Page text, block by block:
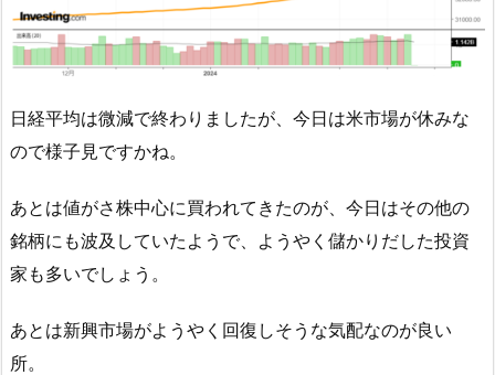
日経平均は微減で終わりましたが、今日は米市場が休みな
ので様子見ですかね。
あとは値がさ株中心に買われてきたのが、今日はその他の
銘柄にも波及していたようで、ようやく儲かりだした投資
家も多いでしょう。
あとは新興市場がようやく回復しそうな気配なのが良い
所。